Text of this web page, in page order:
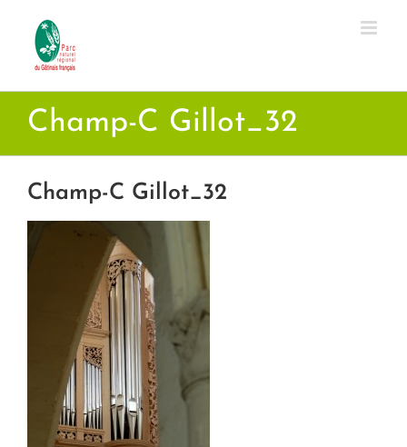
contenu
Champ-C Gillot_32
Champ-C Gillot_32